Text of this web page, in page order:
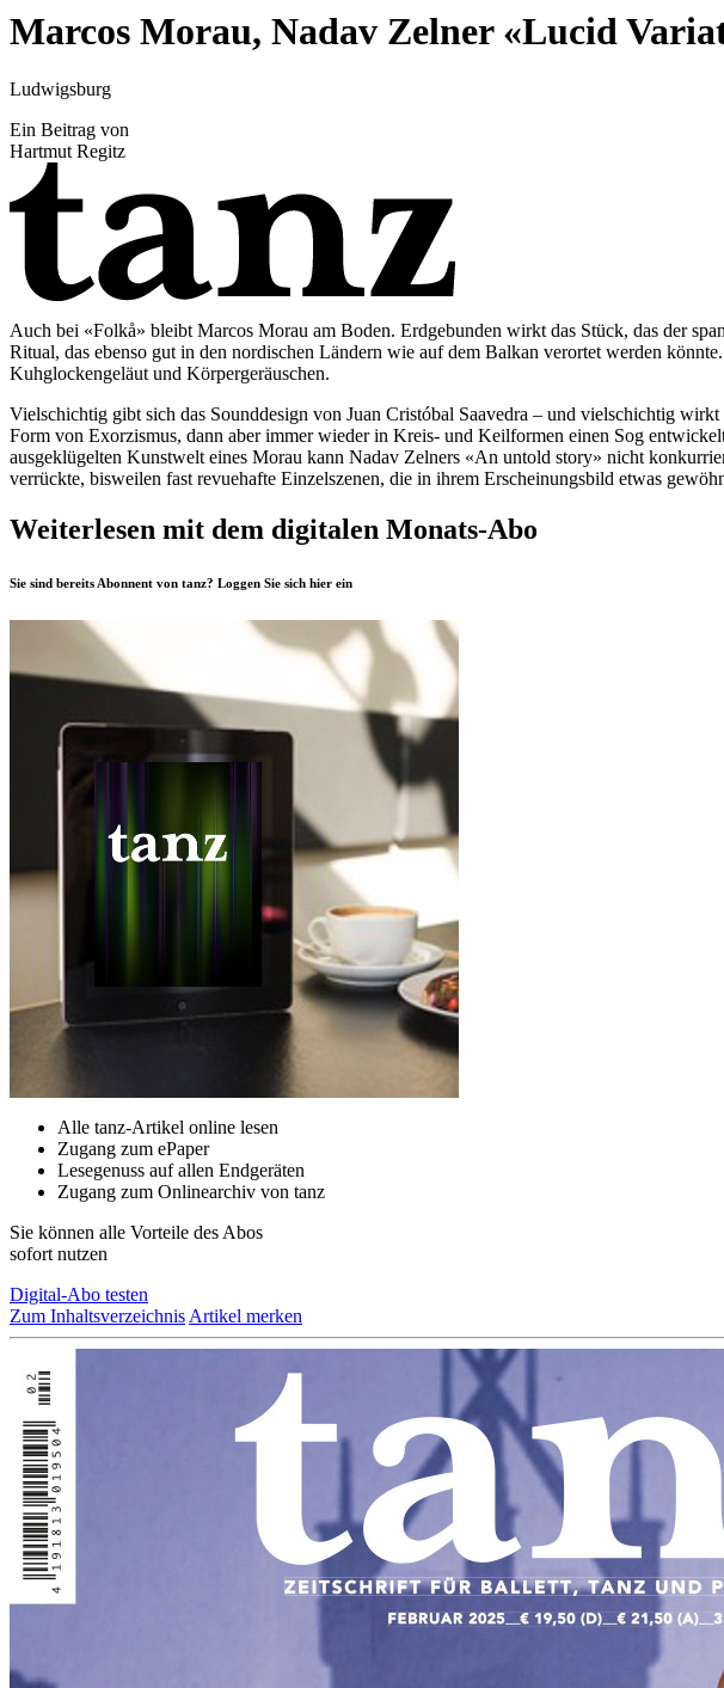
Marcos Morau, Nadav Zelner «Lucid
Ludwigsburg
Ein Beitrag von
Hartmut Regitz
Auch bei «Folkå» bleibt Marcos Morau am Boden. Erdgebunden wirkt das Stück, das der
Ritual, das ebenso gut in den nordischen Ländern wie auf dem Balkan verortet werden
Kuhglockengeläut und Körpergeräuschen.
Vielschichtig gibt sich das Sounddesign von Juan Cristóbal Saavedra – und vielschichtig
Form von Exorzismus, dann aber immer wieder in Kreis- und Keilformen einen Sog
ausgeklügelten Kunstwelt eines Morau kann Nadav Zelners «An untold story» nicht
verrückte, bisweilen fast revuehafte Einzelszenen, die in ihrem Erscheinungsbild etwas
Weiterlesen mit dem digitalen Monats-Abo
Sie sind bereits Abonnent von tanz? Loggen Sie sich hier ein
Alle tanz-Artikel online lesen
Zugang zum ePaper
Lesegenuss auf allen Endgeräten
Zugang zum Onlinearchiv von tanz
Sie können alle Vorteile des Abos
sofort nutzen
Digital-Abo testen
Zum Inhaltsverzeichnis Artikel merken